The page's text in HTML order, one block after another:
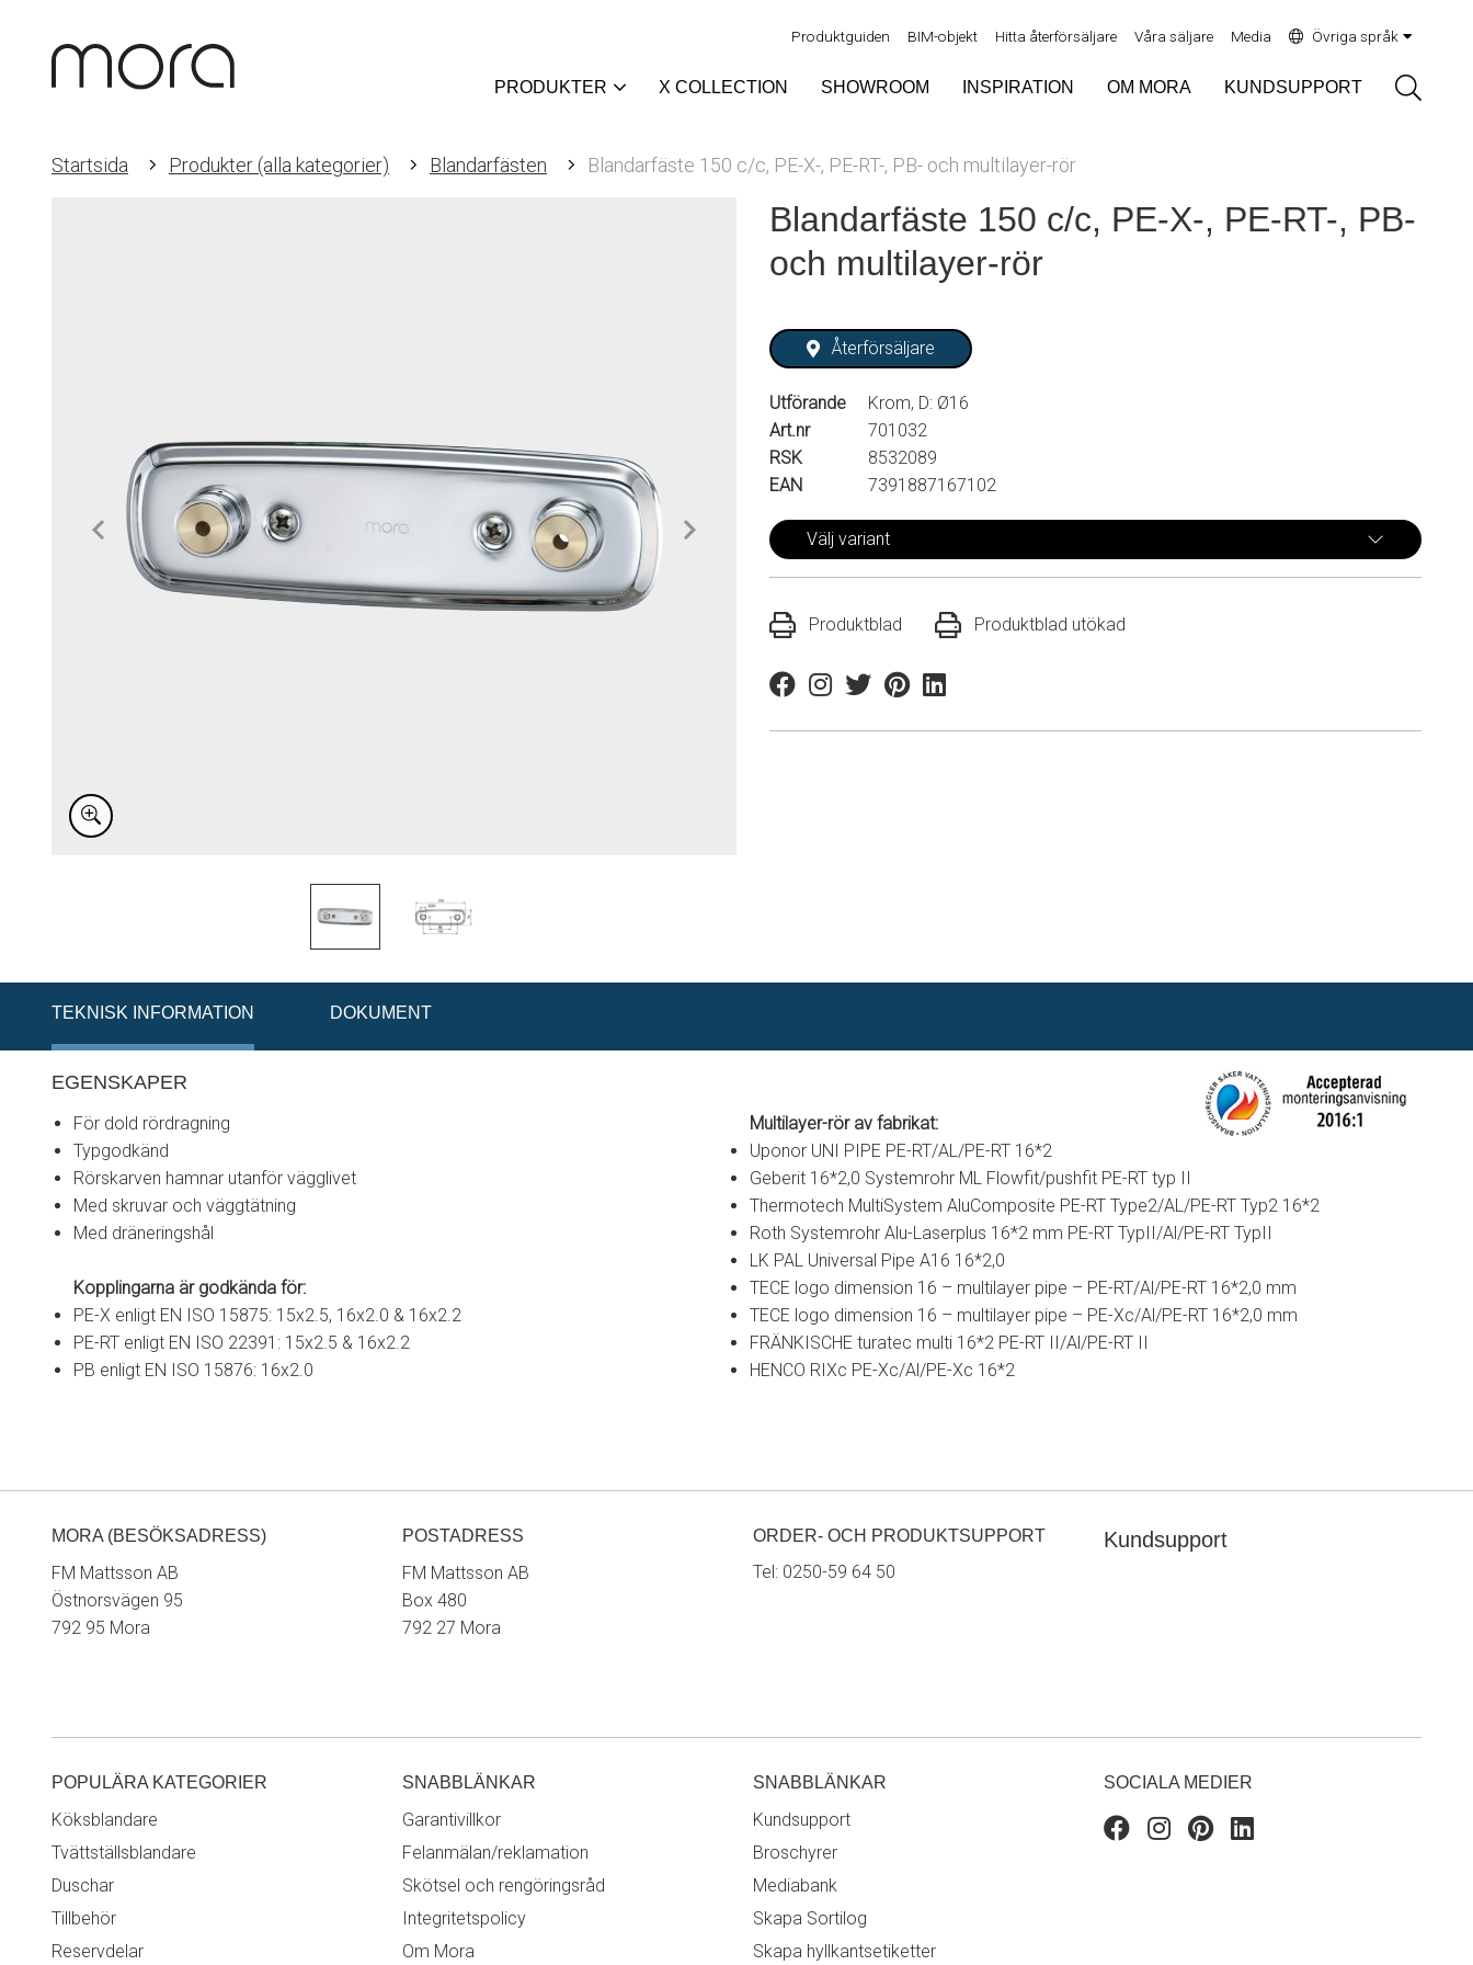
Produktguiden BIM-objekt Hitta återförsäljare Våra säljare Media Övriga språk
PRODUKTER X COLLECTION SHOWROOM INSPIRATION OM MORA KUNDSUPPORT
Startsida Produkter (alla kategorier) Blandarfästen Blandarfäste 150 c/c, PE-X-, PE-RT-, PB- och multilayer-rör
Blandarfäste 150 c/c, PE-X-, PE-RT-, PB-
och multilayer-rör
Återförsäljare
Utförande
Krom, D: Ø16
Art.nr
701032
RSK
8532089
EAN
7391887167102
Välj variant
Produktblad Produktblad utökad
FacebookInstagram
TwitterPinterestLinkedin
TEKNISK INFORMATION DOKUMENT
EGENSKAPER
För dold rördragning
Typgodkänd
Rörskarven hamnar utanför vägglivet
Med skruvar och väggtätning
Med dräneringshål
Kopplingarna är godkända för:
PE-X enligt EN ISO 15875: 15x2.5, 16x2.0 & 16x2.2
PE-RT enligt EN ISO 22391: 15x2.5 & 16x2.2
PB enligt EN ISO 15876: 16x2.0
Multilayer-rör av fabrikat:
Uponor UNI PIPE PE-RT/AL/PE-RT 16*2
Geberit 16*2,0 Systemrohr ML Flowfit/pushfit PE-RT typ II
Thermotech MultiSystem AluComposite PE-RT Type2/AL/PE-RT Typ2 16*2
Roth Systemrohr Alu-Laserplus 16*2 mm PE-RT TypII/Al/PE-RT TypII
LK PAL Universal Pipe A16 16*2,0
TECE logo dimension 16 – multilayer pipe – PE-RT/Al/PE-RT 16*2,0 mm
TECE logo dimension 16 – multilayer pipe – PE-Xc/Al/PE-RT 16*2,0 mm
FRÄNKISCHE turatec multi 16*2 PE-RT II/Al/PE-RT II
HENCO RIXc PE-Xc/Al/PE-Xc 16*2
MORA (BESÖKSADRESS)
FM Mattsson AB
Östnorsvägen 95
792 95 Mora
POSTADRESS
FM Mattsson AB
Box 480
792 27 Mora
ORDER- OCH PRODUKTSUPPORT
Tel: 0250-59 64 50
Kundsupport
POPULÄRA KATEGORIER
Köksblandare
Tvättställsblandare
Duschar
Tillbehör
Reservdelar
SNABBLÄNKAR
Garantivillkor
Felanmälan/reklamation
Skötsel och rengöringsråd
Integritetspolicy
Om Mora
SNABBLÄNKAR
Kundsupport
Broschyrer
Mediabank
Skapa Sortilog
Skapa hyllkantsetiketter
SOCIALA MEDIER
FacebookInstagram
Pinterest